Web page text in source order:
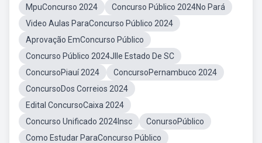
MpuConcurso 2024
Concurso Público 2024No Pará
Video Aulas ParaConcurso Público 2024
Aprovação EmConcurso Público
Concurso Público 2024Jlle Estado De SC
ConcursoPiauí 2024
ConcursoPernambuco 2024
ConcursoDos Correios 2024
Edital ConcursoCaixa 2024
Concurso Unificado 2024Insc
ConursoPúblico
Como Estudar ParaConcurso Público